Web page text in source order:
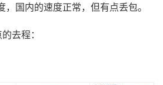
，国内的速度正常，但有点丢包。
去程：